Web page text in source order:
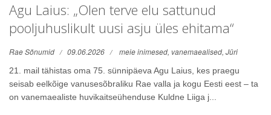
Agu Laius: „Olen terve elu sattunud
pooljuhuslikult uusi asju üles ehitama“
Rae Sõnumid 09.06.2026 meie inimesed, vanemaealised, Jüri
21. mail tähistas oma 75. sünnipäeva Agu Laius, kes praegu
seisab eelkõige vanusesõbraliku Rae valla ja kogu Eesti eest – ta
on vanemaealiste huvikaitseühenduse Kuldne Liiga j...